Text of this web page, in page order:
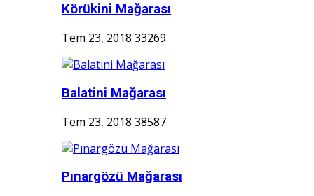
Körükini Mağarası
Tem 23, 2018 33269
Balatini Mağarası
Tem 23, 2018 38587
Pınargözü Mağarası